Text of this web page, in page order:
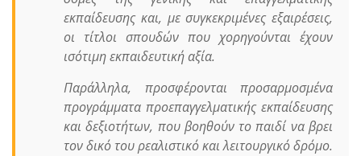
εκπαίδευσης και, με συγκεκριμένες εξαιρέσεις,
οι τίτλοι σπουδών που χορηγούνται έχουν
ισότιμη εκπαιδευτική αξία.
Παράλληλα, προσφέρονται προσαρμοσμένα
προγράμματα προεπαγγελματικής εκπαίδευσης
και δεξιοτήτων, που βοηθούν το παιδί να βρει
τον δικό του ρεαλιστικό και λειτουργικό δρόμο.